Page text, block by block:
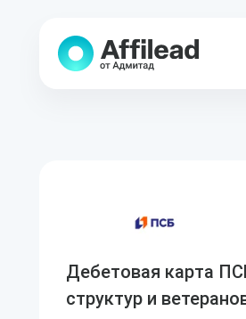
Дебетовая карта
структур и